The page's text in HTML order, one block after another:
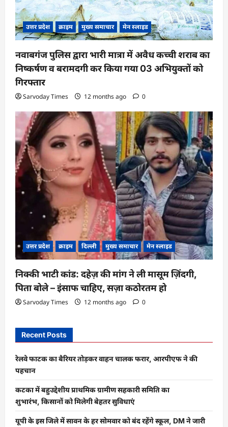
उत्तर प्रदेश क्राइम मुख्य समाचार मेन स्लाइड
नवाबगंज पुलिस द्वारा भारी मात्रा में अवैध कच्ची शराब का
निष्कर्षण व बरामदगी कर किया गया 03 अभियुक्तों को
गिरफ्तार
Sarvoday Times 12 months ago 0
उत्तर प्रदेश क्राइम दिल्ली मुख्य समाचार मेन स्लाइड
निक्की भाटी कांड: दहेज़ की मांग ने ली मासूम ज़िंदगी,
पिता बोले – इंसाफ चाहिए, सज़ा कठोरतम हो
Sarvoday Times 12 months ago 0
Recent Posts
रेलवे फाटक का बैरियर तोड़कर वाहन चालक फरार, आरपीएफ ने की
पहचान
कटका में बहुउद्देशीय प्राथमिक ग्रामीण सहकारी समिति का
शुभारंभ, किसानों को मिलेगी बेहतर सुविधाएं
यूपी के इस जिले में सावन के हर सोमवार को बंद रहेंगे स्कूल, DM ने जारी